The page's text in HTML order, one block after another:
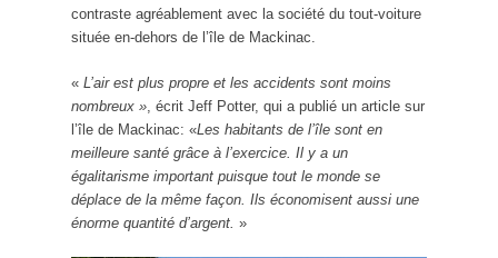
contraste agréablement avec la société du tout-voiture
située en-dehors de l’île de Mackinac.
« L’air est plus propre et les accidents sont moins
nombreux » , écrit Jeff Potter, qui a publié un article sur
l’île de Mackinac: «Les habitants de l’île sont en
meilleure santé grâce à l’exercice. Il y a un
égalitarisme important puisque tout le monde se
déplace de la même façon. Ils économisent aussi une
énorme quantité d’argent. »